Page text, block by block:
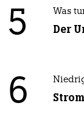
5 Was
Der
6